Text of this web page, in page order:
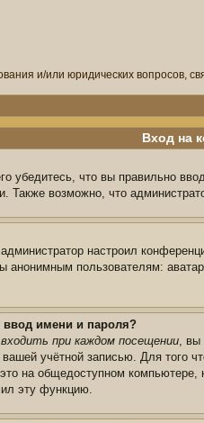
и/или юридических вопросов,
Вход на
убедитесь, что вы правильно
Также возможно, что
настроил
пользователям:
ввод имени и пароля?
при каждом посещении, вы
вашей учётной записью. Для
на общедоступном
эту функцию.